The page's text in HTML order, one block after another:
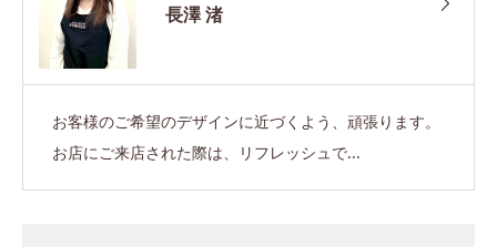
長澤 渚
お客様のご希望のデザインに近づくよう、頑張ります。
お店にご来店された際は、リフレッシュで...